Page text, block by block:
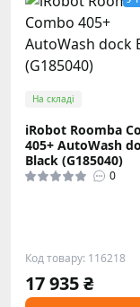
На складі
iRobot Roomba
405+ AutoWash
Black (G185040)
0
Код товару: 116218
17 935 ₴